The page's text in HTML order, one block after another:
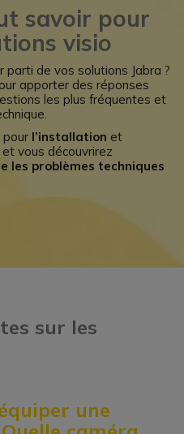
savoir pour
visio
parti de vos solutions Jabra ?
apporter des réponses
les plus fréquentes et
pour l’installation et
vous découvrirez
les problèmes techniques
sur les
une